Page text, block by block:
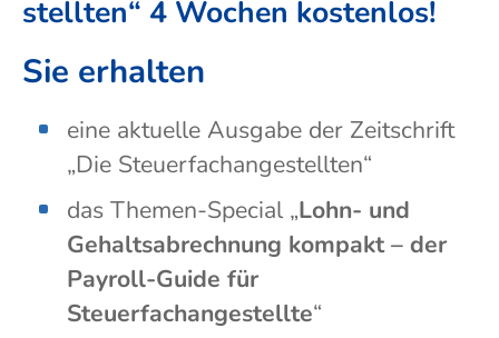
stellten“ 4 Wochen kosten­los!
Sie erhalten
eine aktuelle Ausgabe der Zeitschrift
„Die Steuerfachangestellten“
das Themen-Special „Lohn- und
Gehaltsabrechnung kompakt – der
Payroll-Guide für
Steuerfachangestellte“